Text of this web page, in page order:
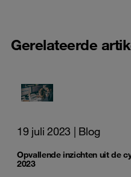
Gerelateerde
19 juli 2023 | Blog
Opvallende inzichten uit de
2023